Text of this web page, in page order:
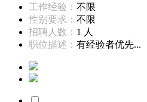
工作经验： 不限
性别要求： 不限
招聘人数： 1 人
职位描述： 有经验者优先...